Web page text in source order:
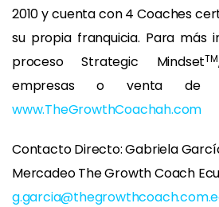
2010 y cuenta con 4 Coaches
su propia franquicia. Para más
proceso Strategic MindsetTM
empresas o venta de
www.TheGrowthCoachah.com
Contacto Directo: Gabriela
Mercadeo The Growth Coach